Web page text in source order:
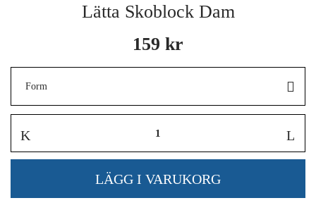
Lätta Skoblock Dam
159 kr